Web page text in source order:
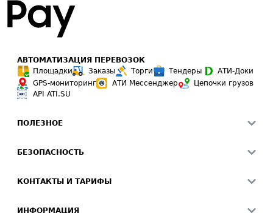
АВТОМАТИЗАЦИЯ ПЕРЕВОЗОК
Площадки
Заказы Торги Тендеры
АТИ-Доки
GPS-мониторинг
АТИ Мессенджер
Цепочки грузов
API ATI.SU
ПОЛЕЗНОЕ
Звезды ATI.SU на вашем сайте
Средние ставки
БЕЗОПАСНОСТЬ
Светофор+
КОНТАКТЫ И ТАРИФЫ
ИНФОРМАЦИЯ